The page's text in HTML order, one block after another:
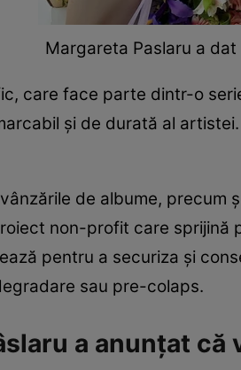
Margareta Paslaru a
care face parte dintr-o
și de durată al
de albume,
non-profit care sprijină
pentru a securiza și
sau pre-colaps.
a anunţat